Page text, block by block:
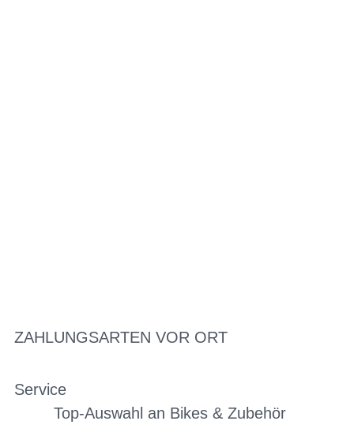
ZAHLUNGSARTEN VOR ORT
Service
Top-Auswahl an Bikes & Zubehör